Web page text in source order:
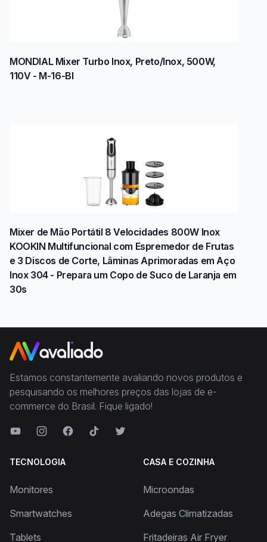
MONDIAL Mixer Turbo Inox, Preto/Inox, 500W,
110V - M-16-BI
Mixer de Mão Portátil 8 Velocidades 800W Inox
KOOKIN Multifuncional com Espremedor de Frutas
e 3 Discos de Corte, Lâminas Aprimoradas em Aço
Inox 304 - Prepara um Copo de Suco de Laranja em
30s
Estamos constantemente avaliando novos produtos e
pesquisando os melhores preços das lojas de e-
commerce do Brasil. Fique ligado!
TECNOLOGIA
Monitores
Smartwatches
Tablets
CASA E COZINHA
Microondas
Adegas Climatizadas
Fritadeiras Air Fryer